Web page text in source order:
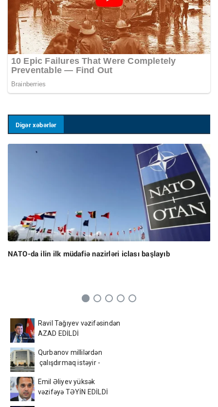
Digər xəbərlər
NATO-da ilin ilk müdafiə nazirləri iclası başlayıb
Ravil Tağıyev vəzifəsindən
AZAD EDİLDİ
Qurbanov millilərdən
çalışdırmaq istəyir -
Emil Əliyev yüksək
vəzifəyə TƏYİN EDİLDİ